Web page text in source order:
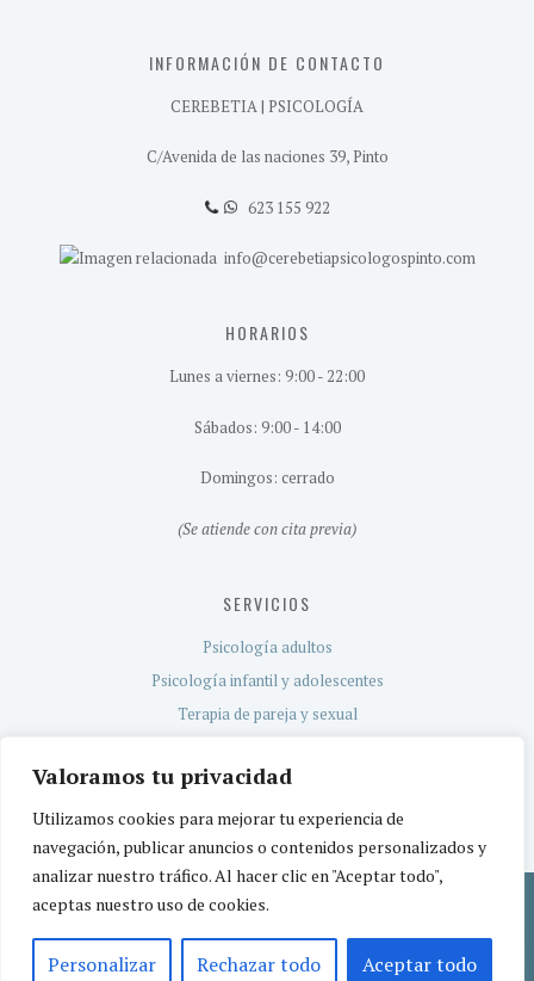
Valoramos tu privacidad
Utilizamos cookies para mejorar tu experiencia de
navegación, publicar anuncios o contenidos personalizados y
analizar nuestro tráfico. Al hacer clic en "Aceptar todo",
aceptas nuestro uso de cookies.
Personalizar Rechazar todo Aceptar todo
INFORMACIÓN DE CONTACTO
CEREBETIA | PSICOLOGÍA
C/Avenida de las naciones 39, Pinto
623 155 922
info@cerebetiapsicologospinto.com
HORARIOS
Lunes a viernes: 9:00 - 22:00
Sábados: 9:00 - 14:00
Domingos: cerrado
(Se atiende con cita previa)
SERVICIOS
Psicología adultos
Psicología infantil y adolescentes
Terapia de pareja y sexual
Servicio TEA
Política de privacidad Aviso legal
© 2026 CEREBETIA | Centro de Psicología | Centro sanitario registrado por la